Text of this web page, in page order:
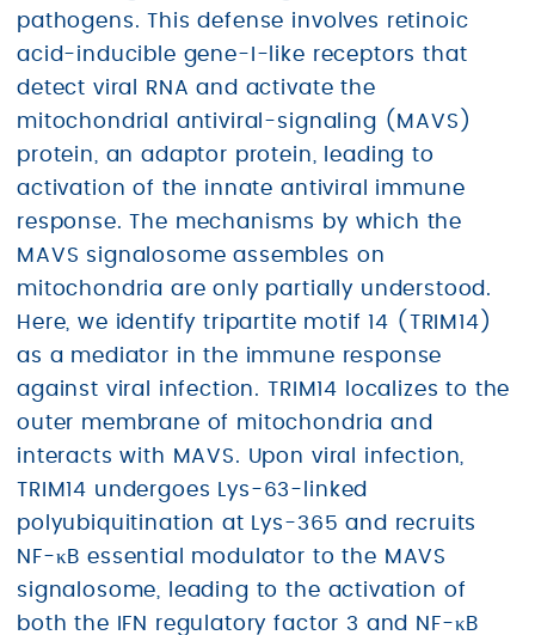
pathogens. This defense involves retinoic
acid-inducible gene-I-like receptors that
detect viral RNA and activate the
mitochondrial antiviral-signaling (MAVS)
protein, an adaptor protein, leading to
activation of the innate antiviral immune
response. The mechanisms by which the
MAVS signalosome assembles on
mitochondria are only partially understood.
Here, we identify tripartite motif 14 (TRIM14)
as a mediator in the immune response
against viral infection. TRIM14 localizes to the
outer membrane of mitochondria and
interacts with MAVS. Upon viral infection,
TRIM14 undergoes Lys-63-linked
polyubiquitination at Lys-365 and recruits
NF-κB essential modulator to the MAVS
signalosome, leading to the activation of
both the IFN regulatory factor 3 and NF-κB